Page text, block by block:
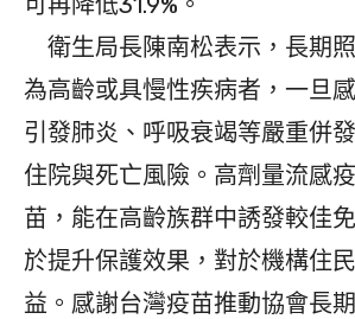
衛生局長陳南松表示，長期
為高齡或具慢性疾病者，一旦
引發肺炎、呼吸衰竭等嚴重併
住院與死亡風險。高劑量流感
苗，能在高齡族群中誘發較佳
於提升保護效果，對於機構住
益。感謝台灣疫苗推動協會長